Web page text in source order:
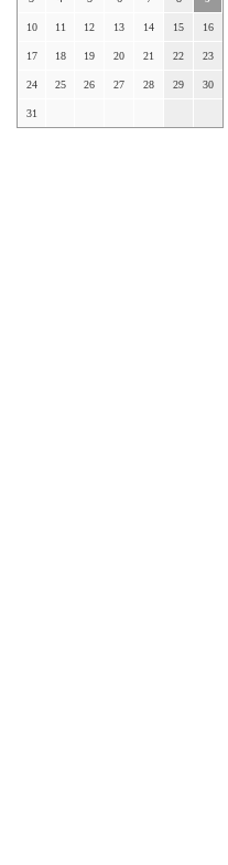
10 11 12 13 14 15 16
17 18 19 20 21 22 23
24 25 26 27 28 29 30
31